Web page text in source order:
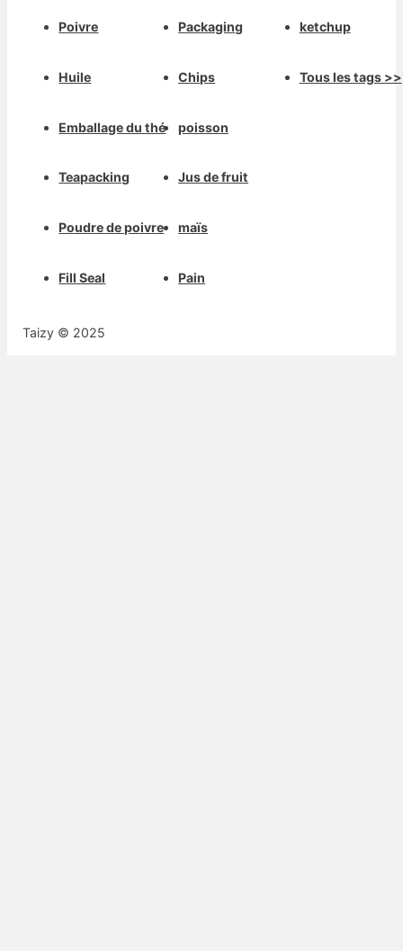
Poivre
Huile
Emballage du thé
Teapacking
Poudre de poivre
Fill Seal
Packaging
Chips
poisson
Jus de fruit
maïs
Pain
ketchup
Tous les tags >>
Taizy © 2025